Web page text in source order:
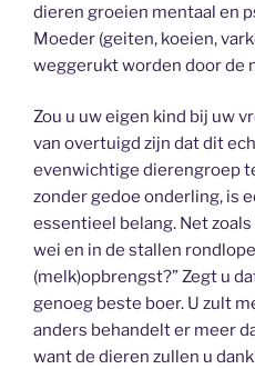
dieren groeien mentaal en
Moeder (geiten, koeien,
weggerukt worden door de
Zou u uw eigen kind bij uw
van overtuigd zijn dat dit
evenwichtige dierengroep
zonder gedoe onderling, is
essentieel belang. Net
wei en in de stallen
(melk)opbrengst?” Zegt u
genoeg beste boer. U zult
anders behandelt er meer
want de dieren zullen u